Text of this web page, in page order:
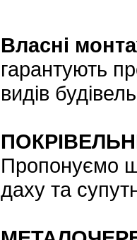
Власні
гарантують
видів
Пропонуємо
даху та